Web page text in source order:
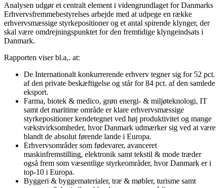
Analysen udgør et centralt element i videngrundlaget for Danmarks
Erhvervsfremmebestyrelses arbejde med at udpege en række
erhvervsmæssige styrkepositioner og et antal spirende klynger, der
skal være omdrejningspunktet for den fremtidige klyngeindsats i
Danmark.
Rapporten viser bl.a,. at:
De Internationalt konkurrerende erhverv tegner sig for 52 pct.
af den private beskæftigelse og står for 84 pct. af den samlede
eksport.
Farma, biotek & medico, grøn energi- & miljøteknologi, IT
samt det maritime område er klare erhvervsmæssige
styrkepositioner kendetegnet ved høj produktivitet og mange
vækstvirksomheder, hvor Danmark udmærker sig ved at være
blandt de absolut førende lande i Europa.
Erhvervsområder som fødevarer, avanceret
maskinfremstilling, elektronik samt tekstil & mode træder
også frem som væsentlige styrkeområder, hvor Danmark er i
top-10 i Europa.
Byggeri & byggematerialer, træ & møbler, turisme samt